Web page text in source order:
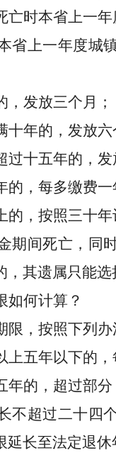
亡时本省上一
省上一年度城
，发放三个月；
十年的，发放六
过十五年的，发
的，每多缴费一
的，按照三十年
期间死亡，同
其遗属只能选
如何计算？
， 按照下列办
上五年以下的，
年的，超过部分
不超过二十四
延长至法定退休